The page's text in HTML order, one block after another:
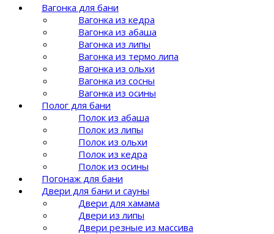
Вагонка для бани
Вагонка из кедра
Вагонка из абаша
Вагонка из липы
Вагонка из термо липа
Вагонка из ольхи
Вагонка из сосны
Вагонка из осины
Полог для бани
Полок из абаша
Полок из липы
Полок из ольхи
Полок из кедра
Полок из осины
Погонаж для бани
Двери для бани и сауны
Двери для хамама
Двери из липы
Двери резные из массива